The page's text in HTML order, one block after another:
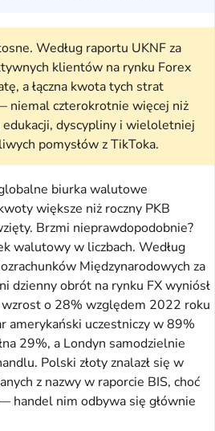
Według raportu UKNF za
klientów na rynku Forex
a łączna kwota tych strat
niemal czterokrotnie więcej niż
edukacji, dyscypliny i wieloletniej
pomysłów z TikToka.
biurka walutowe
większe niż roczny PKB
Brzmi nieprawdopodobnie?
walutowy w liczbach. Według
Międzynarodowych za
dzienny obrót na rynku FX wyniósł
o 28% względem 2022 roku
amerykański uczestniczy w 89%
29%, a Londyn samodzielnie
Polski złoty znalazł się w
z nazwy w raporcie BIS, choć
handel nim odbywa się głównie